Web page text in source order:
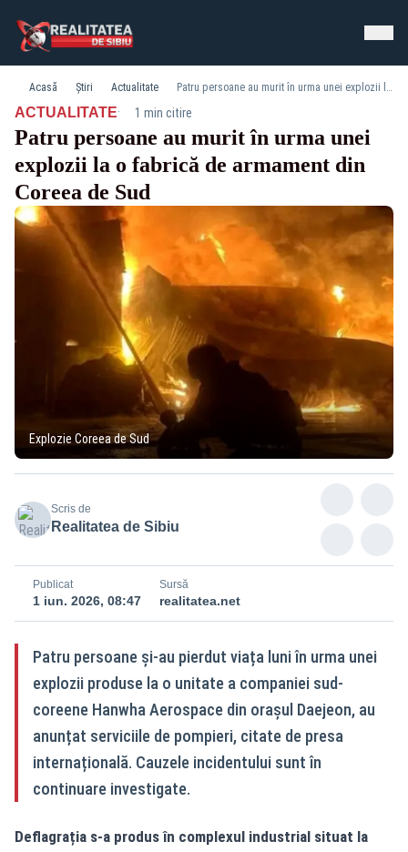
Acasă Știri Actualitate Patru persoane au murit în urma unei explozii la o fabrică de armament din Coreea de Sud
ACTUALITATE· 1 min citire
Patru persoane au murit în urma unei
explozii la o fabrică de armament din
Coreea de Sud
Explozie Coreea de Sud
Scris de
Realitatea de Sibiu
Publicat
1 iun. 2026, 08:47
Sursă
realitatea.net
Patru persoane și-au pierdut viața luni în urma unei
explozii produse la o unitate a companiei sud-
coreene Hanwha Aerospace din orașul Daejeon, au
anunțat serviciile de pompieri, citate de presa
internațională. Cauzele incidentului sunt în
continuare investigate.
Deflagrația s-a produs în complexul industrial situat la